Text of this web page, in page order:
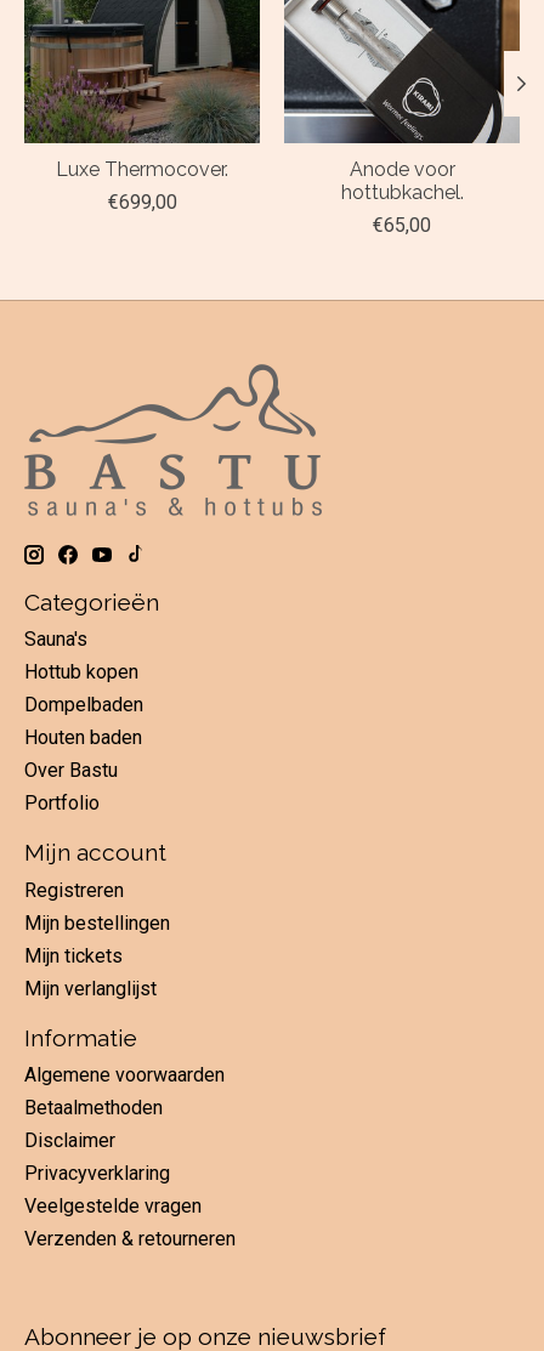
Luxe Thermocover.
€699,00
Anode voor
hottubkachel.
€65,00
Categorieën
Sauna's
Hottub kopen
Dompelbaden
Houten baden
Over Bastu
Portfolio
Mijn account
Registreren
Mijn bestellingen
Mijn tickets
Mijn verlanglijst
Informatie
Algemene voorwaarden
Betaalmethoden
Disclaimer
Privacyverklaring
Veelgestelde vragen
Verzenden & retourneren
Abonneer je op onze nieuwsbrief